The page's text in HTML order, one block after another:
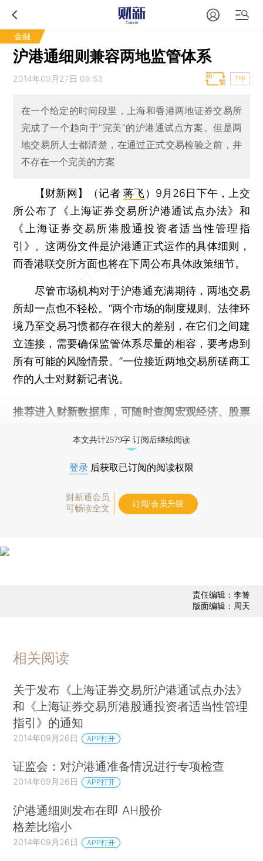
金融
沪港通细则兼容两地监管体系
2014年09月27日 09:53 T中
在一个给定的时间段里，上海和香港两地证券交易所
完成了一个趋向于“完美”的沪港通试点方案。但是两
地交易所人士都清楚，在通过正式交易检验之前，并
不存在一个完美的方案
【财新网】（记者蒋飞） 9月26日下午，上交
所公布了《上海证券交易所沪港通试点办法》和
《上海证券交易所港股通投资者适当性管理指
引》。这两份文件是沪港通正式运作的具体细则，
而香港联交所方面也将在下周公布具体政策细节。
尽管市场机构对于沪港通充满期待，两地交易
所却一点也不轻松。“两个市场的制度规则、法律环
境乃至交易习惯都存在很大的差别，在它们之间建
立连接，需要确保监管体系尽量的相容，要考虑到
所有可能的风险情景。”一位接近两地交易所磋商工
作的人士对财新记者说。
推荐进入 财新数据库 ，可随时查阅宏观经济、股票
本文共计2579字 订阅后继续阅读
登录 后获取已订阅的阅读权限
财新通会员
可畅读全文
订阅/会员升级
责任编辑：李箐
版面编辑：周天
相关阅读
关于发布《上海证券交易所沪港通试点办法》
和《上海证券交易所港股通投资者适当性管理
指引》的通知
2014年09月26日 APP打开
证监会：对沪港通准备情况进行专项检查
2014年09月26日 APP打开
沪港通细则发布在即 AH股价
格差比缩小
2014年09月26日 APP打开